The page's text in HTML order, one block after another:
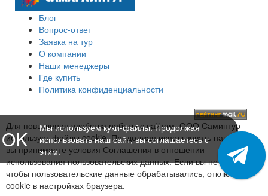
Блог
Вопрос-ответ
Заявка на тур
О компании
Наши менеджеры
Где купить
Политика конфиденциальности
Для повышения удобства работы с сайтом, ООО Саминтур
использует файлы cookie. Продолжая использовать наш сайт,
вы принимаете условия Соглашения в отношении
использования пользовательских данных. Если вы не хотите,
чтобы пользовательские данные обрабатывались, отключите
cookie в настройках браузера.
OK
Мы используем куки-файлы. Продолжая
использовать наш сайт, вы соглашаетесь с
этим.